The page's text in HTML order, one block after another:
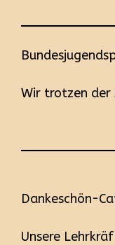
Wir trotzen der
Dankeschön-
Unsere